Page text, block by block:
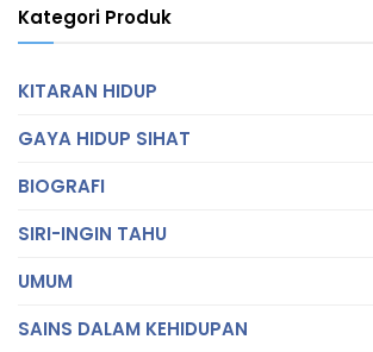
Kategori Produk
KITARAN HIDUP
GAYA HIDUP SIHAT
BIOGRAFI
SIRI-INGIN TAHU
UMUM
SAINS DALAM KEHIDUPAN